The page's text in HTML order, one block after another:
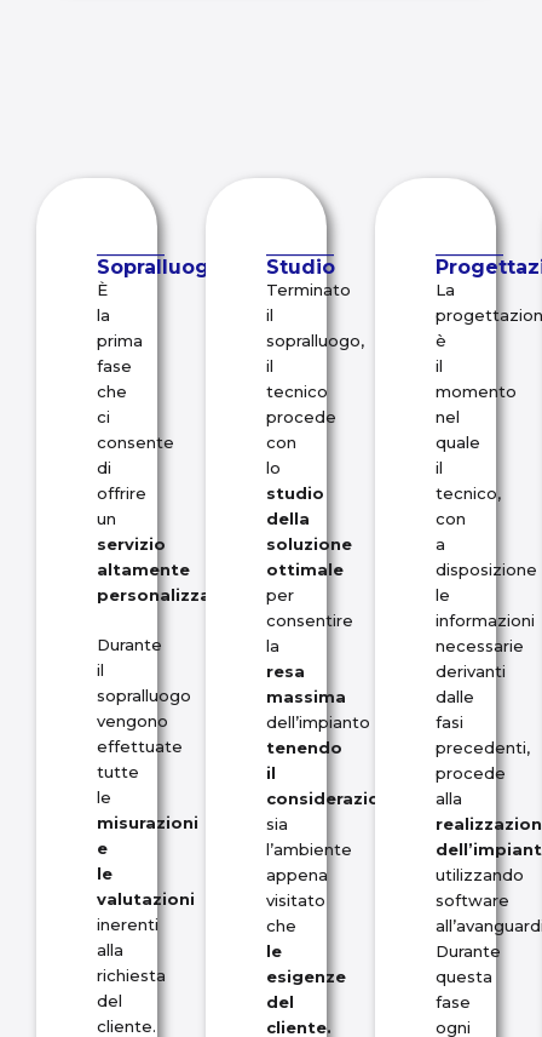
Sopralluogo
È
la
prima
fase
che
ci
consente
di
offrire
un
servizio
altamente
personalizzato.
Durante
il
sopralluogo
vengono
effettuate
tutte
le
misurazioni
e
le
valutazioni
inerenti
alla
richiesta
del
cliente.
Studio
Terminato
il
sopralluogo,
il
tecnico
procede
con
lo
studio
della
soluzione
ottimale
per
consentire
la
resa
massima
dell’impianto
tenendo
il
considerazion
sia
l’ambiente
appena
visitato
che
le
esigenze
del
cliente.
La
è
il
momento
nel
quale
il
tecnico,
con
a
disposizione
le
informazioni
necessarie
derivanti
dalle
fasi
precedenti,
procede
alla
utilizzando
software
Durante
questa
fase
ogni